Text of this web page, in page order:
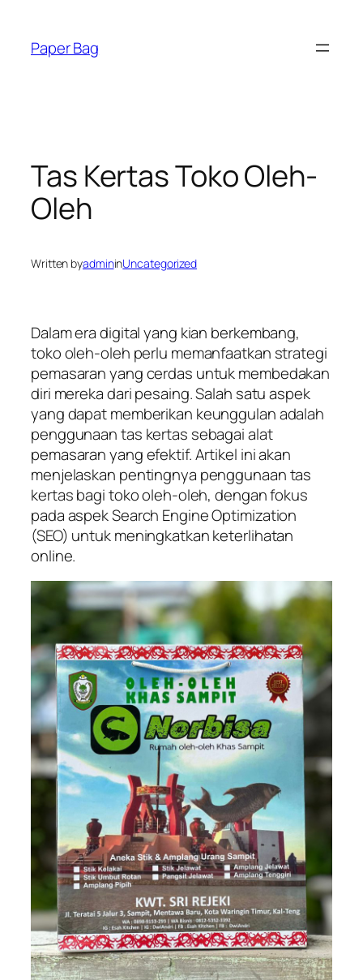
content
Paper Bag
Tas Kertas Toko Oleh-
Oleh
Written byadmininUncategorized
Dalam era digital yang kian berkembang,
toko oleh-oleh perlu memanfaatkan strategi
pemasaran yang cerdas untuk membedakan
diri mereka dari pesaing. Salah satu aspek
yang dapat memberikan keunggulan adalah
penggunaan tas kertas sebagai alat
pemasaran yang efektif. Artikel ini akan
menjelaskan pentingnya penggunaan tas
kertas bagi toko oleh-oleh, dengan fokus
pada aspek Search Engine Optimization
(SEO) untuk meningkatkan keterlihatan
online.